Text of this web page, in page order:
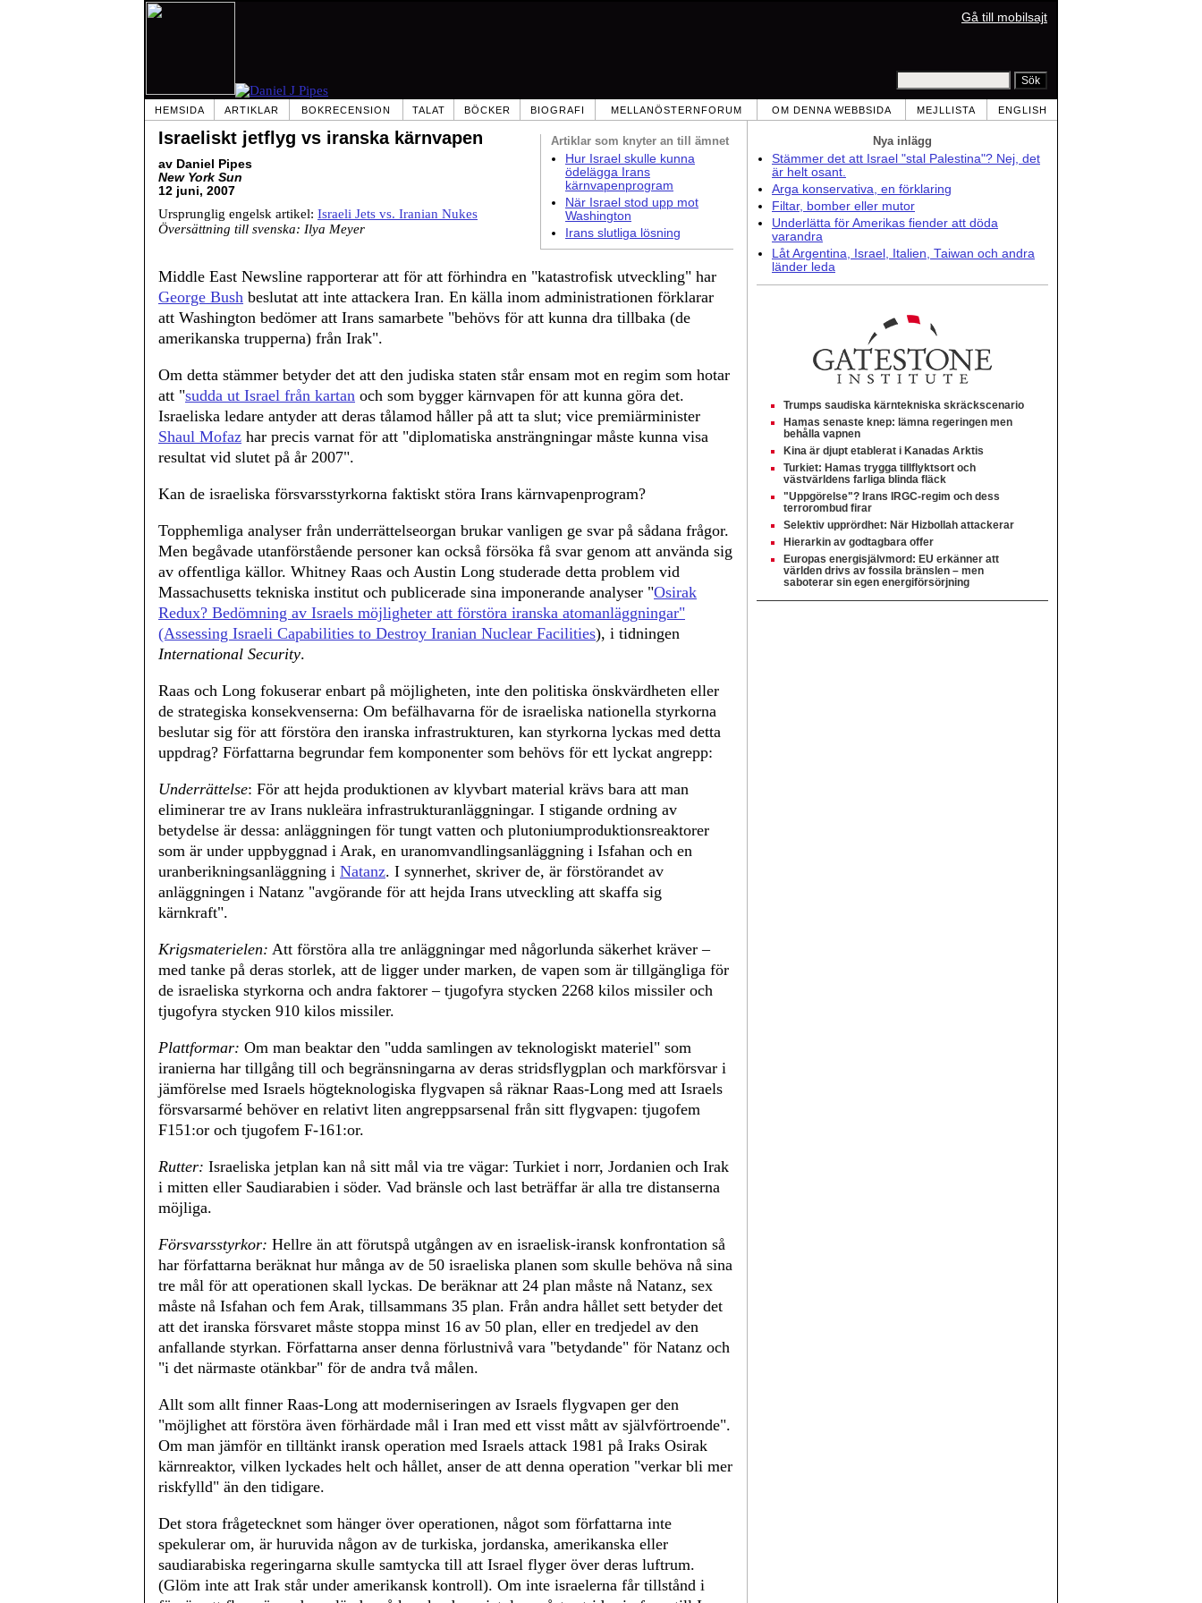
Gå till mobilsajt
HEMSIDA ARTIKLAR BOKRECENSION TALAT BÖCKER BIOGRAFI MELLANÖSTERNFORUM OM DENNA WEBBSIDA MEJLLISTA ENGLISH
Artiklar som knyter an till ämnet
Hur Israel skulle kunna
ödelägga Irans
kärnvapenprogram
När Israel stod upp mot
Washington
Irans slutliga lösning
Israeliskt jetflyg vs iranska kärnvapen
av Daniel Pipes
New York Sun
12 juni, 2007
Ursprunglig engelsk artikel: Israeli Jets vs. Iranian Nukes
Översättning till svenska: Ilya Meyer
Middle East Newsline rapporterar att för att förhindra en "katastrofisk utveckling" har
George Bush beslutat att inte attackera Iran. En källa inom administrationen förklarar
att Washington bedömer att Irans samarbete "behövs för att kunna dra tillbaka (de
amerikanska trupperna) från Irak".
Om detta stämmer betyder det att den judiska staten står ensam mot en regim som hotar
att "sudda ut Israel från kartan och som bygger kärnvapen för att kunna göra det.
Israeliska ledare antyder att deras tålamod håller på att ta slut; vice premiärminister
Shaul Mofaz har precis varnat för att "diplomatiska ansträngningar måste kunna visa
resultat vid slutet på år 2007".
Kan de israeliska försvarsstyrkorna faktiskt störa Irans kärnvapenprogram?
Topphemliga analyser från underrättelseorgan brukar vanligen ge svar på sådana frågor.
Men begåvade utanförstående personer kan också försöka få svar genom att använda sig
av offentliga källor. Whitney Raas och Austin Long studerade detta problem vid
Massachusetts tekniska institut och publicerade sina imponerande analyser "Osirak
Redux? Bedömning av Israels möjligheter att förstöra iranska atomanläggningar"
(Assessing Israeli Capabilities to Destroy Iranian Nuclear Facilities), i tidningen
International Security.
Raas och Long fokuserar enbart på möjligheten, inte den politiska önskvärdheten eller
de strategiska konsekvenserna: Om befälhavarna för de israeliska nationella styrkorna
beslutar sig för att förstöra den iranska infrastrukturen, kan styrkorna lyckas med detta
uppdrag? Författarna begrundar fem komponenter som behövs för ett lyckat angrepp:
Underrättelse: För att hejda produktionen av klyvbart material krävs bara att man
eliminerar tre av Irans nukleära infrastrukturanläggningar. I stigande ordning av
betydelse är dessa: anläggningen för tungt vatten och plutoniumproduktionsreaktorer
som är under uppbyggnad i Arak, en uranomvandlingsanläggning i Isfahan och en
uranberikningsanläggning i Natanz. I synnerhet, skriver de, är förstörandet av
anläggningen i Natanz "avgörande för att hejda Irans utveckling att skaffa sig
kärnkraft".
Krigsmaterielen: Att förstöra alla tre anläggningar med någorlunda säkerhet kräver –
med tanke på deras storlek, att de ligger under marken, de vapen som är tillgängliga för
de israeliska styrkorna och andra faktorer – tjugofyra stycken 2268 kilos missiler och
tjugofyra stycken 910 kilos missiler.
Plattformar: Om man beaktar den "udda samlingen av teknologiskt materiel" som
iranierna har tillgång till och begränsningarna av deras stridsflygplan och markförsvar i
jämförelse med Israels högteknologiska flygvapen så räknar Raas-Long med att Israels
försvarsarmé behöver en relativt liten angreppsarsenal från sitt flygvapen: tjugofem
F151:or och tjugofem F-161:or.
Rutter: Israeliska jetplan kan nå sitt mål via tre vägar: Turkiet i norr, Jordanien och Irak
i mitten eller Saudiarabien i söder. Vad bränsle och last beträffar är alla tre distanserna
möjliga.
Försvarsstyrkor: Hellre än att förutspå utgången av en israelisk-iransk konfrontation så
har författarna beräknat hur många av de 50 israeliska planen som skulle behöva nå sina
tre mål för att operationen skall lyckas. De beräknar att 24 plan måste nå Natanz, sex
måste nå Isfahan och fem Arak, tillsammans 35 plan. Från andra hållet sett betyder det
att det iranska försvaret måste stoppa minst 16 av 50 plan, eller en tredjedel av den
anfallande styrkan. Författarna anser denna förlustnivå vara "betydande" för Natanz och
"i det närmaste otänkbar" för de andra två målen.
Allt som allt finner Raas-Long att moderniseringen av Israels flygvapen ger den
"möjlighet att förstöra även förhärdade mål i Iran med ett visst mått av självförtroende".
Om man jämför en tilltänkt iransk operation med Israels attack 1981 på Iraks Osirak
kärnreaktor, vilken lyckades helt och hållet, anser de att denna operation "verkar bli mer
riskfylld" än den tidigare.
Det stora frågetecknet som hänger över operationen, något som författarna inte
spekulerar om, är huruvida någon av de turkiska, jordanska, amerikanska eller
saudiarabiska regeringarna skulle samtycka till att Israel flyger över deras luftrum.
(Glöm inte att Irak står under amerikansk kontroll). Om inte israelerna får tillstånd i
Nya inlägg
Stämmer det att Israel "stal Palestina"? Nej, det
är helt osant.
Arga konservativa, en förklaring
Filtar, bomber eller mutor
Underlätta för Amerikas fiender att döda
varandra
Låt Argentina, Israel, Italien, Taiwan och andra
länder leda
Trumps saudiska kärntekniska skräckscenario
Hamas senaste knep: lämna regeringen men
behålla vapnen
Kina är djupt etablerat i Kanadas Arktis
Turkiet: Hamas trygga tillflyktsort och
västvärldens farliga blinda fläck
"Uppgörelse"? Irans IRGC-regim och dess
terrorombud firar
Selektiv upprördhet: När Hizbollah attackerar
Hierarkin av godtagbara offer
Europas energisjälvmord: EU erkänner att
världen drivs av fossila bränslen – men
saboterar sin egen energiförsörjning